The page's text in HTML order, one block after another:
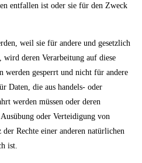
entfallen ist oder sie für den Zweck
weil sie für andere und gesetzlich
deren Verarbeitung auf diese
werden gesperrt und nicht für andere
Daten, die aus handels- oder
werden müssen oder deren
oder Verteidigung von
Rechte einer anderen natürlichen
ist.